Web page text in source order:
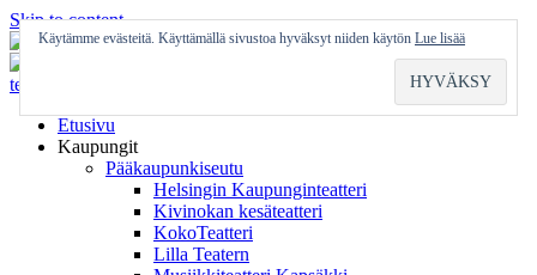
Skip to content
Etusivu
Kaupungit
Pääkaupunkiseutu
Helsingin Kaupunginteatteri
Kivinokan kesäteatteri
KokoTeatteri
Lilla Teatern
Käytämme evästeitä. Käyttämällä sivustoa hyväksyt niiden käytön Lue lisää